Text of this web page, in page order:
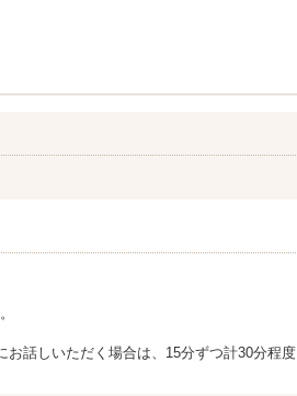
話しいただく場合は、15分ずつ計30分程度